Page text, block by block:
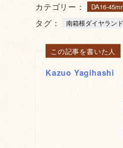
カテゴリー： DA16-
タグ： 南箱根ダイヤランド
この記事を書いた人
Kazuo Yagihashi